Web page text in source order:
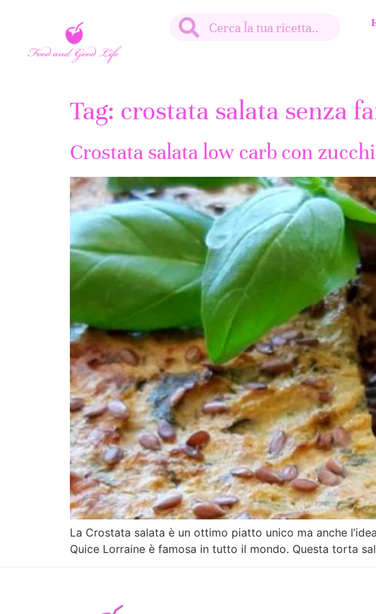
Tag: crostata salata senza
Crostata salata low carb con
La Crostata salata è un ottimo piatto unico ma anche
Quice Lorraine è famosa in tutto il mondo. Questa torta